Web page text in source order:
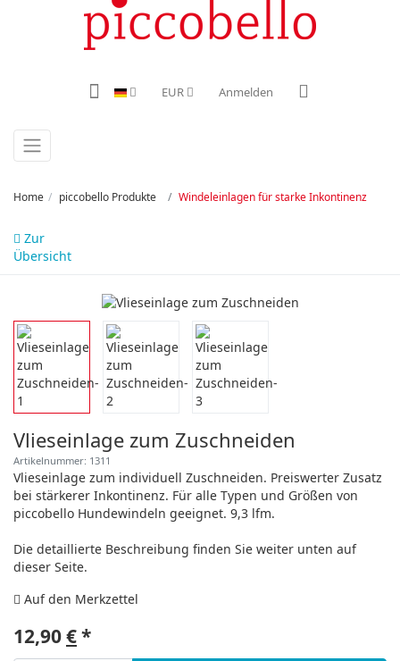
EUR Anmelden
Home piccobello Produkte Windeleinlagen für starke Inkontinenz
Zur
Übersicht
Vlieseinlage zum Zuschneiden
Artikelnummer: 1311
Vlieseinlage zum individuell Zuschneiden. Preiswerter Zusatz
bei stärkerer Inkontinenz. Für alle Typen und Größen von
piccobello Hundewindeln geeignet. 9,3 lfm.
Die detaillierte Beschreibung finden Sie weiter unten auf
dieser Seite.
Auf den Merkzettel
12,90€*